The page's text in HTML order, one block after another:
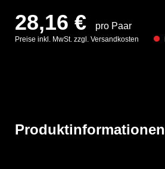
28,16 € pro Paar
Preise inkl. MwSt. zzgl. Versandkosten
Produktinformationen